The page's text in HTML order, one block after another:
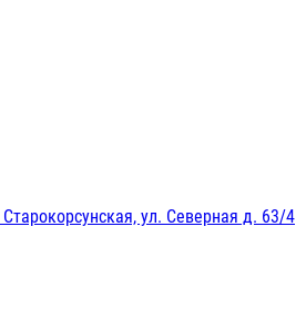
ул. Северная д. 63/4